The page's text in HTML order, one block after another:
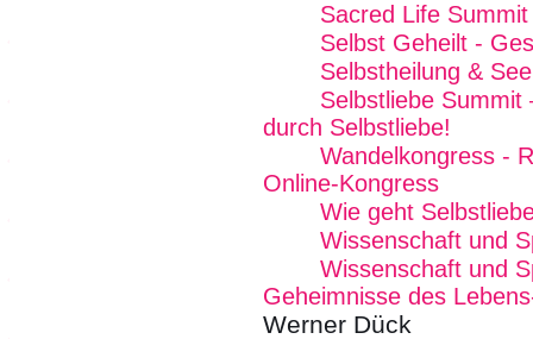
Sacred Life Summit
Selbst Geheilt -
Selbstheilung &
Selbstliebe
durch Selbstliebe!
Wandelkongress -
Online-Kongress
Wie geht
Wissenschaft und
Wissenschaft und
Geheimnisse des
Werner Dück